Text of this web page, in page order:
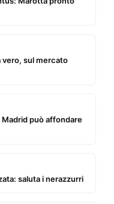
vero, sul mercato
può affondare
saluta i nerazzurri